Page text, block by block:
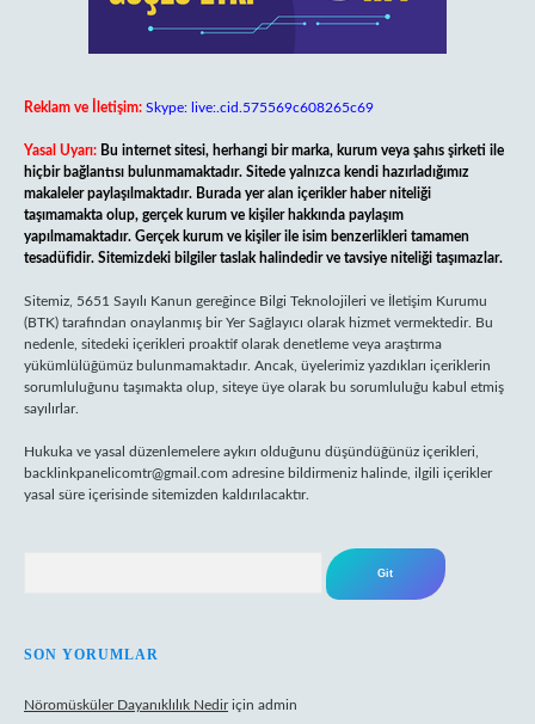
Reklam ve İletişim: Skype: live:.cid.575569c608265c69
Yasal Uyarı: Bu internet sitesi, herhangi bir marka, kurum veya şahıs şirketi ile
hiçbir bağlantısı bulunmamaktadır. Sitede yalnızca kendi hazırladığımız
makaleler paylaşılmaktadır. Burada yer alan içerikler haber niteliği
taşımamakta olup, gerçek kurum ve kişiler hakkında paylaşım
yapılmamaktadır. Gerçek kurum ve kişiler ile isim benzerlikleri tamamen
tesadüfidir. Sitemizdeki bilgiler taslak halindedir ve tavsiye niteliği taşımazlar.
Sitemiz, 5651 Sayılı Kanun gereğince Bilgi Teknolojileri ve İletişim Kurumu
(BTK) tarafından onaylanmış bir Yer Sağlayıcı olarak hizmet vermektedir. Bu
nedenle, sitedeki içerikleri proaktif olarak denetleme veya araştırma
yükümlülüğümüz bulunmamaktadır. Ancak, üyelerimiz yazdıkları içeriklerin
sorumluluğunu taşımakta olup, siteye üye olarak bu sorumluluğu kabul etmiş
sayılırlar.
Hukuka ve yasal düzenlemelere aykırı olduğunu düşündüğünüz içerikleri,
backlinkpanelicomtr@gmail.com adresine bildirmeniz halinde, ilgili içerikler
yasal süre içerisinde sitemizden kaldırılacaktır.
SON YORUMLAR
Nöromüsküler Dayanıklılık Nediriçin admin